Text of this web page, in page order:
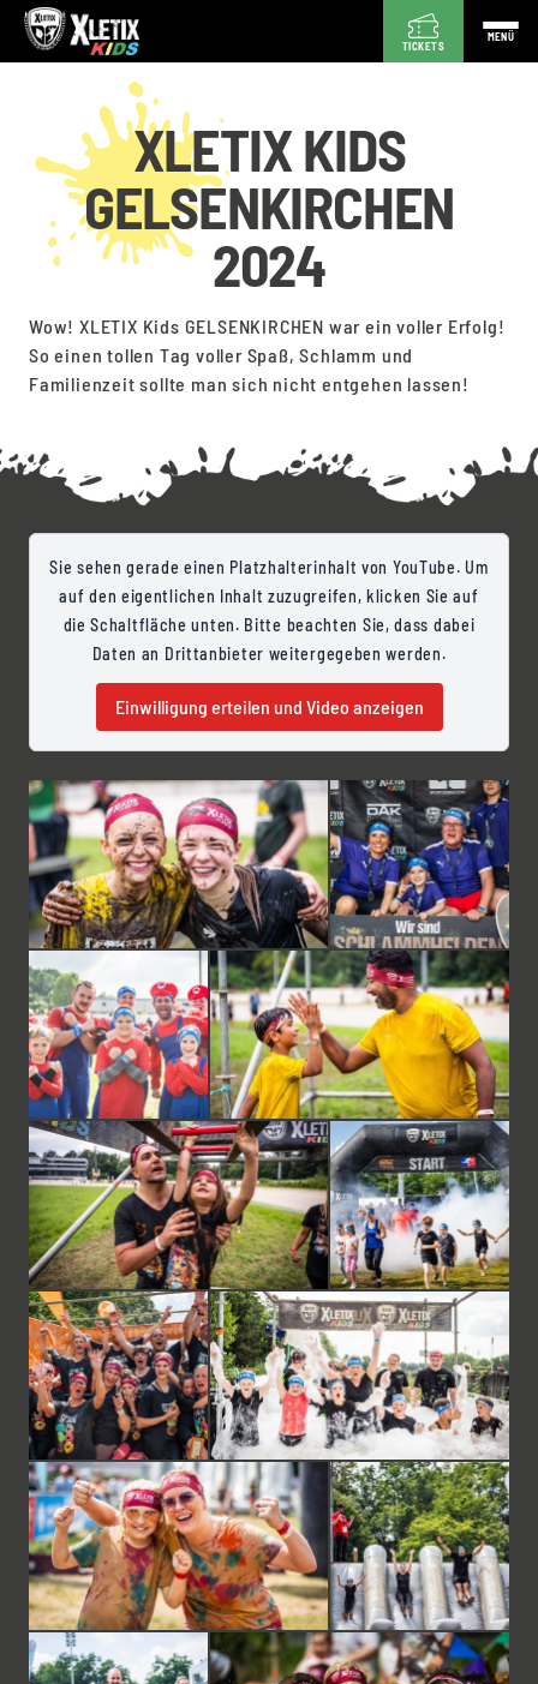
TICKETS
MENÜ
XLETIX KIDS
GELSENKIRCHEN
2024
Wow! XLETIX Kids GELSENKIRCHEN war ein voller Erfolg!
So einen tollen Tag voller Spaß, Schlamm und
Familienzeit sollte man sich nicht entgehen lassen!
Sie sehen gerade einen Platzhalterinhalt von YouTube. Um
auf den eigentlichen Inhalt zuzugreifen, klicken Sie auf
die Schaltfläche unten. Bitte beachten Sie, dass dabei
Daten an Drittanbieter weitergegeben werden.
Einwilligung erteilen und Video anzeigen